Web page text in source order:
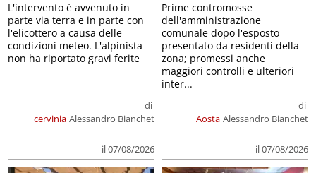
cervinia
di
Alessandro Bianchet
il 07/08/2026
L'intervento è avvenuto in
parte via terra e in parte con
l'elicottero a causa delle
condizioni meteo. L'alpinista
non ha riportato gravi ferite
Aosta
di
Alessandro Bianchet
il 07/08/2026
Prime contromosse
dell'amministrazione
comunale dopo l'esposto
presentato da residenti della
zona; promessi anche
maggiori controlli e ulteriori
inter...